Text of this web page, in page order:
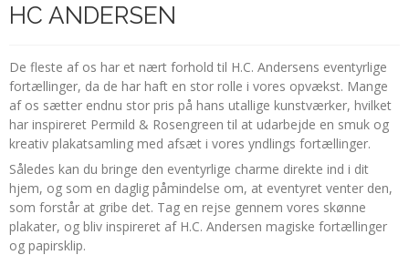
HC ANDERSEN
De fleste af os har et nært forhold til H.C. Andersens eventyrlige
fortællinger, da de har haft en stor rolle i vores opvækst. Mange
af os sætter endnu stor pris på hans utallige kunstværker, hvilket
har inspireret Permild & Rosengreen til at udarbejde en smuk og
kreativ plakatsamling med afsæt i vores yndlings fortællinger.
Således kan du bringe den eventyrlige charme direkte ind i dit
hjem, og som en daglig påmindelse om, at eventyret venter den,
som forstår at gribe det. Tag en rejse gennem vores skønne
plakater, og bliv inspireret af H.C. Andersen magiske fortællinger
og papirsklip.